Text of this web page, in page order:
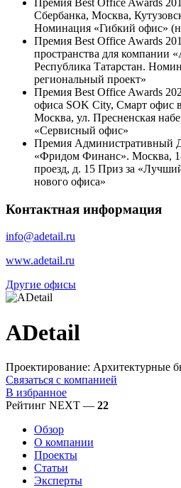
Сбербанка, Москва,
Номинация «Гибкий офис»
Премия Best Office Awards
пространства для компании
Республика Татарстан.
региональный проект»
Премия Best Office Awards
офиса SOK City, Смарт офис
Москва, ул. Пресненская
«Сервисный офис»
Премия Административный
«Фридом Финанс». Москва,
проезд, д. 15 Приз за
нового офиса»
Контактная информация
info@adetail.ru
www.adetail.ru
Другие офисы
ADetail
Проектирование: Архитектурные
Связаться с компанией
В избранное
Рейтинг NEXT — 22
Обзор
О компании
Проекты
Статьи
Эксперты